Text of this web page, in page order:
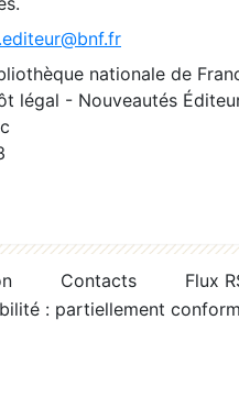
nationale de
légal - Nouveautés
Contacts
Flux
: partiellement